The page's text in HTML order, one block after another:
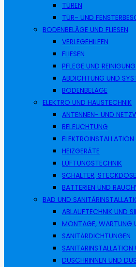
TÜREN
TÜR- UND
BODENBELÄGE UND FLIESEN
VERLEGEHILFEN
FLIESEN
PFLEGE UND REINIGUNG
ABDICHTUNG UND
BODENBELÄGE
ELEKTRO UND HAUSTECHNIK
ANTENNEN- UND
BELEUCHTUNG
ELEKTROINSTALLATION
HEIZGERÄTE
LÜFTUNGSTECHNIK
SCHALTER,
BATTERIEN UND
BAD UND
ABLAUFTECHNIK UND
MONTAGE, WARTUNG
SANITÄRDICHTUNGEN
SANITÄRINSTALLATION
DUSCHRINNEN UND